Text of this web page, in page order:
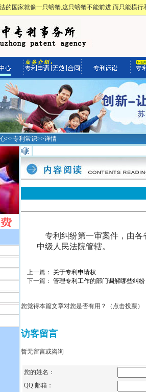
的国家就像一只螃蟹,这只螃蟹不能前进,而只能横
>>专利常识>>详情
专利纠纷第一审案件，由各
中级人民法院管辖。
上一篇： 关于专利申请权
下一篇： 管理专利工作的部门调解哪些纠
您觉得本篇文章对您是否有用？（点击投票）
访客留言
暂无留言或咨询
您的姓名：
QQ 邮箱：